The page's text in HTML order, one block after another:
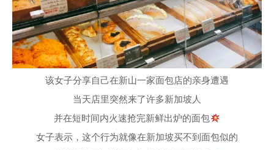
该女子分享自己在新山一家面包店的亲身遭遇
当天店里突然来了许多新加坡人
并在短时间内火速抢完新鲜出炉的面包
女子表示，这个行为就像在新加坡买不到面包似的